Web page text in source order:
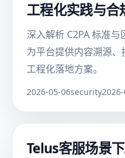
工程化实践与合
深入解析 C2PA 标准与
为平台提供内容溯源
工程化落地方案。
2026-05-06security
Telus客服场景